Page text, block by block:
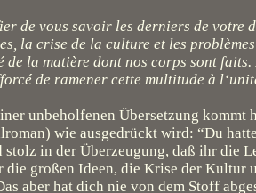
de vous savoir les derniers de votre
la crise de la culture et les problèmes
de la matière dont nos corps sont
de ramener cette multitude à
unbeholfenen Übersetzung kommt
wie ausgedrückt wird: “Du
in der Überzeugung, daß ihr die
großen Ideen, die Krise der Kultur
aber hat dich nie von dem Stoff